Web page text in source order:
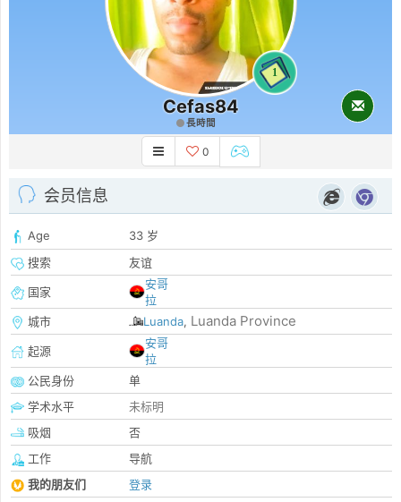
1
Cefas84
長時間
0
会员信息
Age
33 岁
搜索
友谊
国家
安哥
拉
城市
Luanda, Luanda Province
起源
安哥
拉
公民身份
单
学术水平
未标明
吸烟
否
工作
导航
我的朋友们
登录